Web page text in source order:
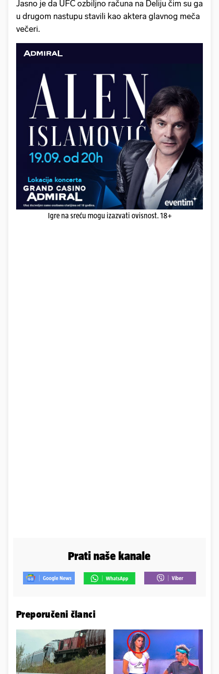
Jasno je da UFC ozbiljno računa na Deliju čim su ga
u drugom nastupu stavili kao aktera glavnog meča
večeri.
Igre na sreću mogu izazvati ovisnost. 18+
Prati naše kanale
Preporučeni članci